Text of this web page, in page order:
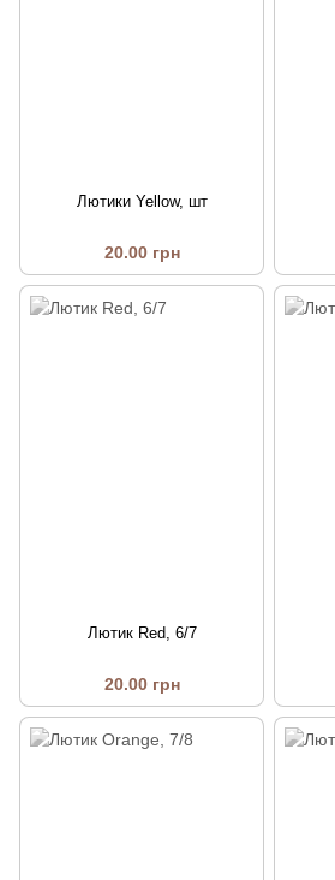
Лютики Yellow, шт
20.00 грн
Лютик Red, 6/7
20.00 грн